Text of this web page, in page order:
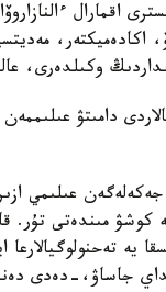
اقمارال
اكادەميكتەر،
وكىلدەرى،
دامىتۋ
عىلىمي
كوشۋ مىندەتى
يە
جاساۋ،-دەدى